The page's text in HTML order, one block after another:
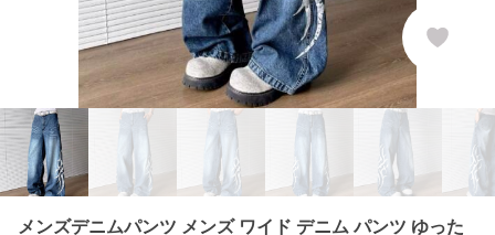
メンズデニムパンツ メンズ ワイド デニム パンツ ゆった